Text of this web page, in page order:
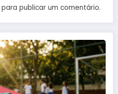
para publicar um comentário.